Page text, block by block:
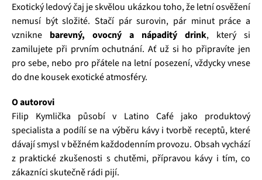
Exotický ledový čaj je skvělou ukázkou toho, že letní osvěžení
nemusí být složité. Stačí pár surovin, pár minut práce a
vznikne barevný, ovocný a nápaditý drink, který si
zamilujete při prvním ochutnání. Ať už si ho připravíte jen
pro sebe, nebo pro přátele na letní posezení, vždycky vnese
do dne kousek exotické atmosféry.
O autorovi
Filip Kymlička působí v Latino Café jako produktový
specialista a podílí se na výběru kávy i tvorbě receptů, které
dávají smysl v běžném každodenním provozu. Obsah vychází
z praktické zkušenosti s chutěmi, přípravou kávy i tím, co
zákazníci skutečně rádi pijí.